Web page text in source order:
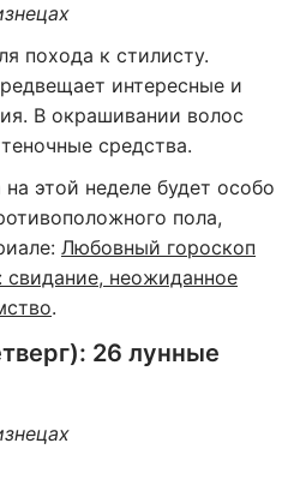
похода к стилисту.
интересные и
В окрашивании волос
средства.
этой неделе будет особо
пола,
Любовный гороскоп
свидание, неожиданное
.
26 лунные